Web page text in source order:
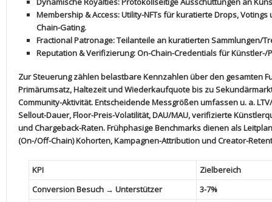
Membership & Access: Utility-NFTs⁤ für kuratierte⁣ Drops,
Chain-Gating.
Fractional Patronage: Teilanteile an kuratierten Sammlungen/
Reputation & Verifizierung: On-Chain-Credentials für
Zur Steuerung zählen ‌belastbare Kennzahlen über‍ den gesamten
Primärumsatz, Haltezeit⁣ und Wiederkaufquote bis zu
Community-Aktivität. Entscheidende‍ Messgrößen umfassen u. a.
Sellout-Dauer, Floor-Preis-Volatilität,‌ DAU/MAU, ‌verifizierte
und Chargeback-Raten. Frühphasige Benchmarks dienen als
‍(On-/Off-Chain) Kohorten, Kampagnen-Attribution und⁣ Creator-
KPI
Zielbereich
Conversion Besuch → Unterstützer
3-7%